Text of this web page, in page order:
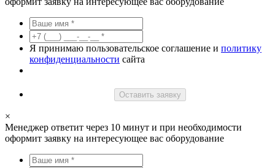
Я принимаю пользовательское соглашение и политику
конфиденциальности сайта
Оставить заявку
×
Менеджер ответит через 10 минут и при необходимости
оформит заявку на интересующее вас оборудование